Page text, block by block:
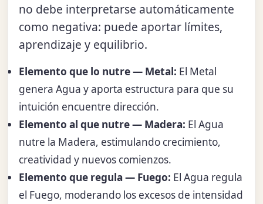
no debe interpretarse automáticamente
como negativa: puede aportar límites,
aprendizaje y equilibrio.
Elemento que lo nutre — Metal: El Metal
genera Agua y aporta estructura para que su
intuición encuentre dirección.
Elemento al que nutre — Madera: El Agua
nutre la Madera, estimulando crecimiento,
creatividad y nuevos comienzos.
Elemento que regula — Fuego: El Agua regula
el Fuego, moderando los excesos de intensidad